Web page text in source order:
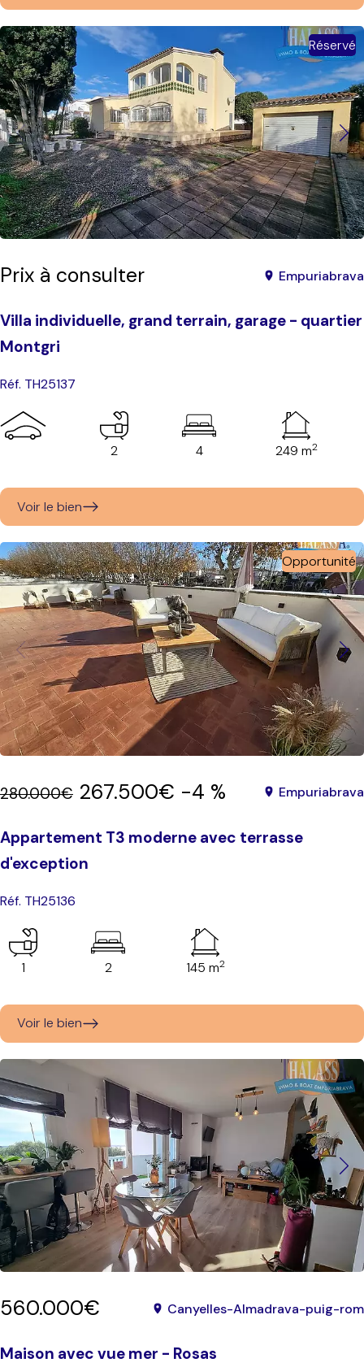
Réservé
Prix à consulter Empuriabrava
Villa individuelle, grand terrain, garage - quartier
Montgri
Réf. TH25137
2 4 249 m2
Voir le bien
Opportunité
280.000€ 267.500€ -4 % Empuriabrava
Appartement T3 moderne avec terrasse
d'exception
Réf. TH25136
1 2 145 m2
Voir le bien
560.000€ Canyelles-Almadrava-puig-rom
Maison avec vue mer - Rosas